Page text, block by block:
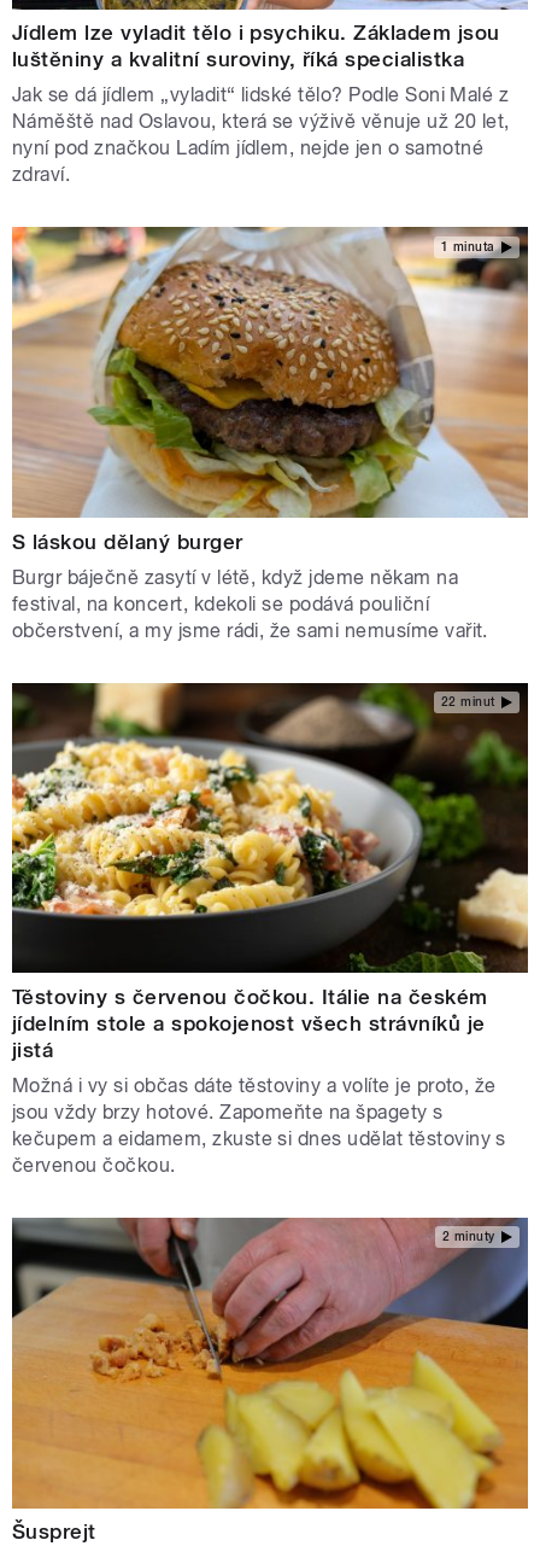
Jídlem lze vyladit tělo i psychiku. Základem jsou
luštěniny a kvalitní suroviny, říká specialistka
Jak se dá jídlem „vyladit“ lidské tělo? Podle Soni Malé z
Náměště nad Oslavou, která se výživě věnuje už 20 let,
nyní pod značkou Ladím jídlem, nejde jen o samotné
zdraví.
1 minuta
S láskou dělaný burger
Burgr báječně zasytí v létě, když jdeme někam na
festival, na koncert, kdekoli se podává pouliční
občerstvení, a my jsme rádi, že sami nemusíme vařit.
22 minut
Těstoviny s červenou čočkou. Itálie na českém
jídelním stole a spokojenost všech strávníků je
jistá
Možná i vy si občas dáte těstoviny a volíte je proto, že
jsou vždy brzy hotové. Zapomeňte na špagety s
kečupem a eidamem, zkuste si dnes udělat těstoviny s
červenou čočkou.
2 minuty
Šusprejt